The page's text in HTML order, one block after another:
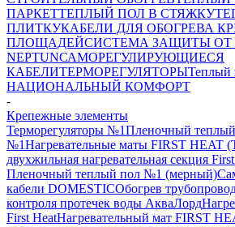
ПАРКЕТТЕПЛЫЙ ПОЛ В СТЯЖКУ
ПЛИТКУКАБЕЛИ ДЛЯ ОБОГРЕВА
ПЛОЩАДЕЙСИСТЕМА ЗАЩИТЫ ОТ
NEPTUNСАМОРЕГУЛИРУЮЩИЕСЯ
КАБЕЛИТЕРМОРЕГУЛЯТОРЫТеплый
НАЦИОНАЛЬНЫЙ КОМФОРТ
-
Крепежные элементы
Терморегуляторы №1Пленочный
№1Нагревательные маты FIRST HEAT
двухжильная нагревательная секция
Пленочный теплый пол №1 (мерный)
кабели DOMESTICОбогрев
контроля протечек воды АкваЛорд
First HeatНагревательный мат FIRST